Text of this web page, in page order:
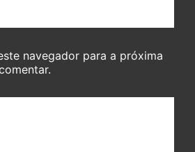
navegador para a próxima